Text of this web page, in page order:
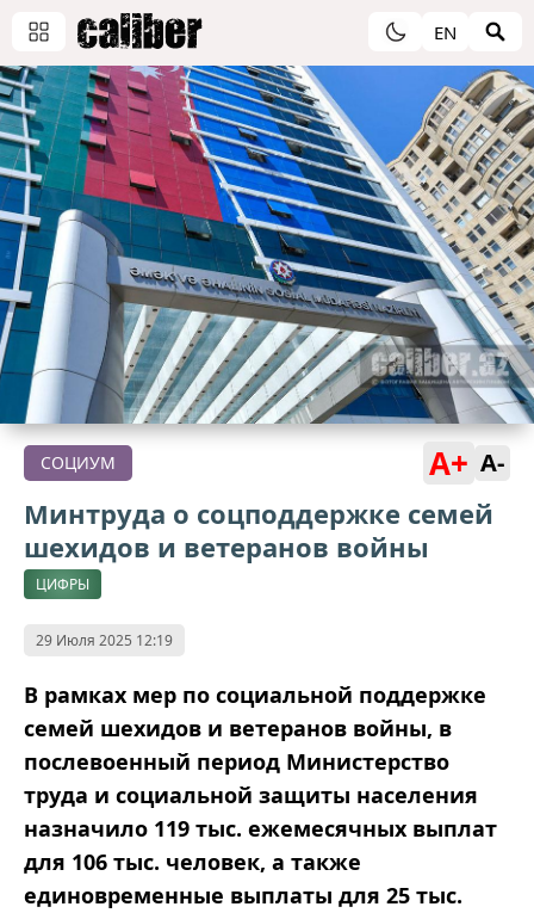
EN
СОЦИУМ A+ A-
Минтруда о соцподдержке семей
шехидов и ветеранов войны
ЦИФРЫ
29 Июля 2025 12:19
В рамках мер по социальной поддержке
семей шехидов и ветеранов войны, в
послевоенный период Министерство
труда и социальной защиты населения
назначило 119 тыс. ежемесячных выплат
для 106 тыс. человек, а также
единовременные выплаты для 25 тыс.